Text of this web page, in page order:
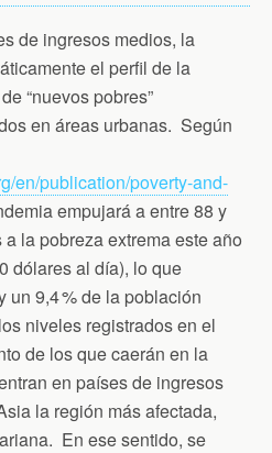
de ingresos medios, la
el perfil de la
“nuevos pobres”
en áreas urbanas. Según
en/publication/poverty-and-
empujará a entre 88 y
la pobreza extrema este año
dólares al día), lo que
un 9,4 % de la población
niveles registrados en el
de los que caerán en la
en países de ingresos
la región más afectada,
En ese sentido, se